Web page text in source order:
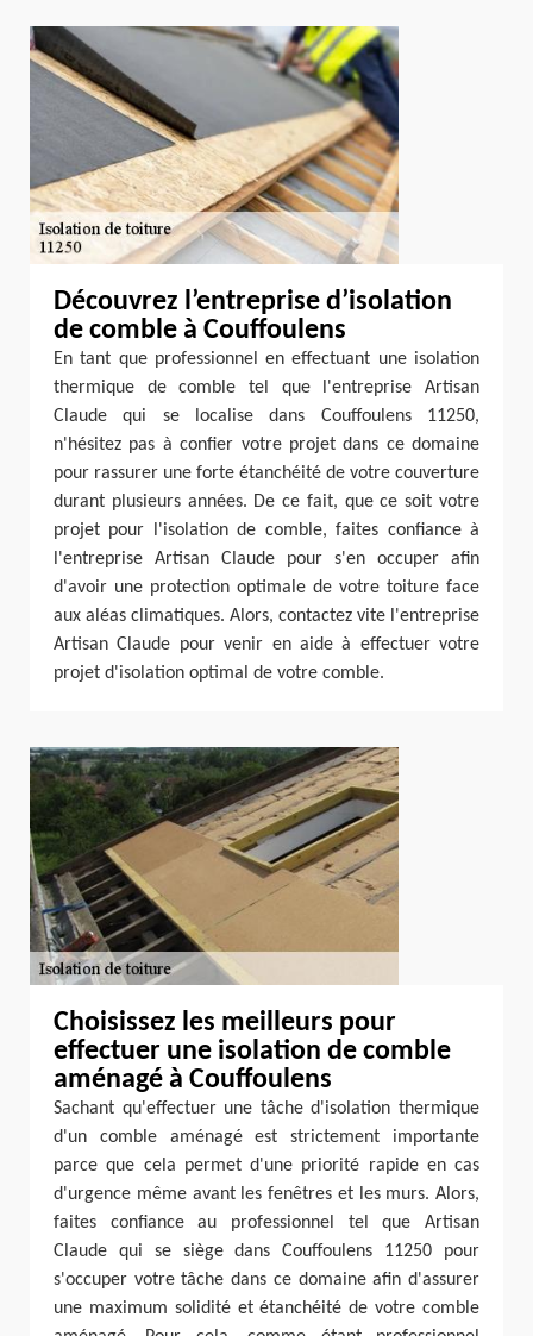
Découvrez l’entreprise d’isolation
de comble à Couffoulens
En tant que professionnel en effectuant une isolation
thermique de comble tel que l'entreprise Artisan
Claude qui se localise dans Couffoulens 11250,
n'hésitez pas à confier votre projet dans ce domaine
pour rassurer une forte étanchéité de votre couverture
durant plusieurs années. De ce fait, que ce soit votre
projet pour l'isolation de comble, faites confiance à
l'entreprise Artisan Claude pour s'en occuper afin
d'avoir une protection optimale de votre toiture face
aux aléas climatiques. Alors, contactez vite l'entreprise
Artisan Claude pour venir en aide à effectuer votre
projet d'isolation optimal de votre comble.
Choisissez les meilleurs pour
effectuer une isolation de comble
aménagé à Couffoulens
Sachant qu'effectuer une tâche d'isolation thermique
d'un comble aménagé est strictement importante
parce que cela permet d'une priorité rapide en cas
d'urgence même avant les fenêtres et les murs. Alors,
faites confiance au professionnel tel que Artisan
Claude qui se siège dans Couffoulens 11250 pour
s'occuper votre tâche dans ce domaine afin d'assurer
une maximum solidité et étanchéité de votre comble